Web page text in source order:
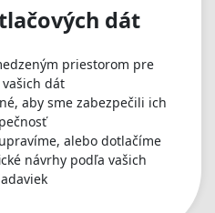
dát
priestorom pre
dát
aby sme zabezpečili ich
alebo dotlačíme
návrhy podľa vašich